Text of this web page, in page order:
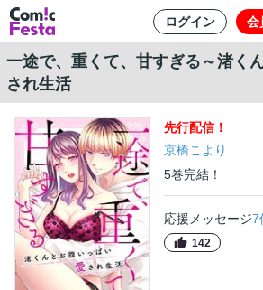
ログイン 会
一途で、重くて、甘すぎる～渚く
され生活
先行配信！
京橋こより
5巻完結！
応援メッセージ7
142